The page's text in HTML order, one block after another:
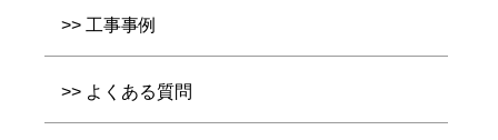
工事事例
よくある質問